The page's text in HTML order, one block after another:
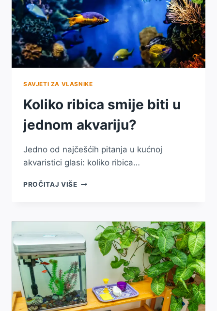
SAVJETI ZA VLASNIKE
Koliko ribica smije biti u
jednom akvariju?
Jedno od najčešćih pitanja u kućnoj
akvaristici glasi: koliko ribica…
PROČITAJ VIŠE KOLIKO
U
JEDNOM
AKVARIJU?